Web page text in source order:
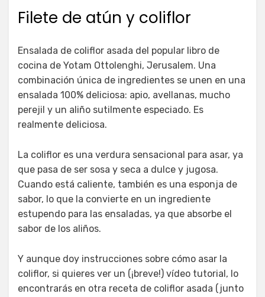
Filete de atún y coliflor
Ensalada de coliflor asada del popular libro de
cocina de Yotam Ottolenghi, Jerusalem. Una
combinación única de ingredientes se unen en una
ensalada 100% deliciosa: apio, avellanas, mucho
perejil y un aliño sutilmente especiado. Es
realmente deliciosa.
La coliflor es una verdura sensacional para asar, ya
que pasa de ser sosa y seca a dulce y jugosa.
Cuando está caliente, también es una esponja de
sabor, lo que la convierte en un ingrediente
estupendo para las ensaladas, ya que absorbe el
sabor de los aliños.
Y aunque doy instrucciones sobre cómo asar la
coliflor, si quieres ver un (¡breve!) vídeo tutorial, lo
encontrarás en otra receta de coliflor asada (junto